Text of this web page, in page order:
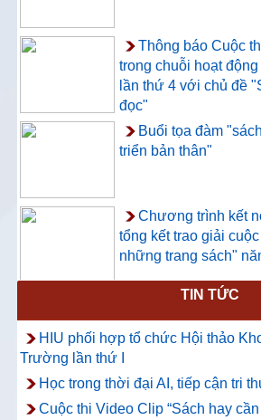
Thông báo Cuộc
trong chuỗi hoạt
lần thứ 4 với chủ đề
đọc"
Buổi tọa đàm
triển bản thân"
Chương trình kết
tổng kết trao giải
những trang sách"
Thông báo về
và sử dụng CSDL
Central
TIN TỨC
HIU phối hợp tổ chức Hội thảo
Trường lần thứ I
Học trong thời đại AI, tiếp cận tri
Cuộc thi Video Clip “Sách hay cần